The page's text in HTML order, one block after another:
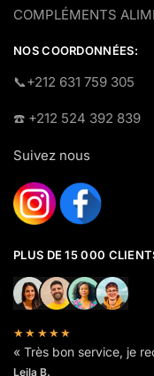
COMPLÉMENTS
NOS COORDONNÉES:
​📞+212 631 759 305
☎️​ +212 524 392 839
Suivez nous
PLUS DE 15 000
★★★★★
« Très bon service, je
Leila B.